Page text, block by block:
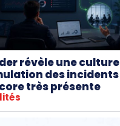
révèle une culture
des incidents
très présente